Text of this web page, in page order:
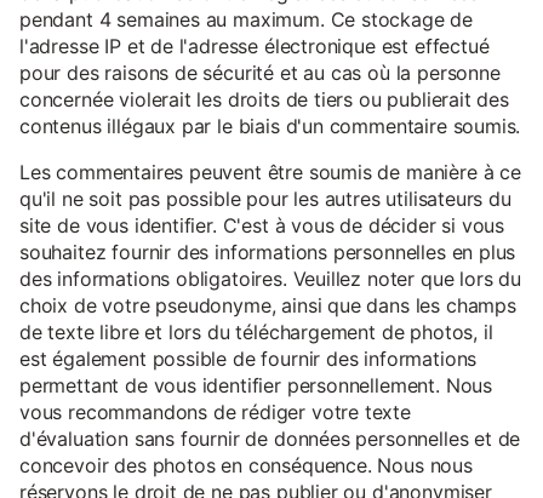
pendant 4 semaines au maximum. Ce stockage de
l'adresse IP et de l'adresse électronique est effectué
pour des raisons de sécurité et au cas où la personne
concernée violerait les droits de tiers ou publierait des
contenus illégaux par le biais d'un commentaire soumis.
Les commentaires peuvent être soumis de manière à ce
qu'il ne soit pas possible pour les autres utilisateurs du
site de vous identifier. C'est à vous de décider si vous
souhaitez fournir des informations personnelles en plus
des informations obligatoires. Veuillez noter que lors du
choix de votre pseudonyme, ainsi que dans les champs
de texte libre et lors du téléchargement de photos, il
est également possible de fournir des informations
permettant de vous identifier personnellement. Nous
vous recommandons de rédiger votre texte
d'évaluation sans fournir de données personnelles et de
concevoir des photos en conséquence. Nous nous
réservons le droit de ne pas publier ou d'anonymiser